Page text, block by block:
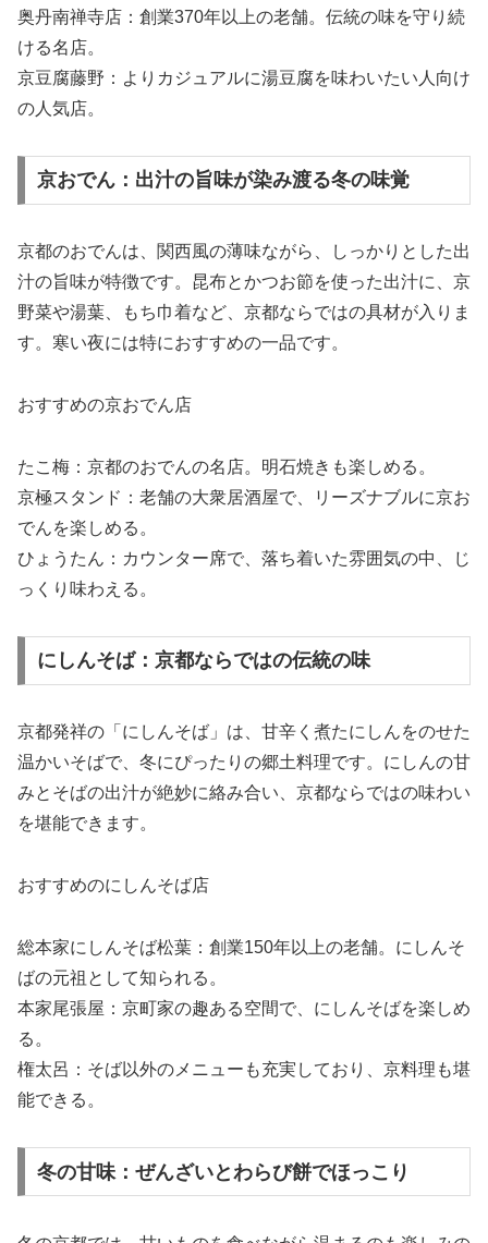
奥丹南禅寺店：創業370年以上の老舗。伝統の味を守り続
ける名店。
京豆腐藤野：よりカジュアルに湯豆腐を味わいたい人向け
の人気店。
京おでん：出汁の旨味が染み渡る冬の味覚
京都のおでんは、関西風の薄味ながら、しっかりとした出
汁の旨味が特徴です。昆布とかつお節を使った出汁に、京
野菜や湯葉、もち巾着など、京都ならではの具材が入りま
す。寒い夜には特におすすめの一品です。
おすすめの京おでん店
たこ梅：京都のおでんの名店。明石焼きも楽しめる。
京極スタンド：老舗の大衆居酒屋で、リーズナブルに京お
でんを楽しめる。
ひょうたん：カウンター席で、落ち着いた雰囲気の中、じ
っくり味わえる。
にしんそば：京都ならではの伝統の味
京都発祥の「にしんそば」は、甘辛く煮たにしんをのせた
温かいそばで、冬にぴったりの郷土料理です。にしんの甘
みとそばの出汁が絶妙に絡み合い、京都ならではの味わい
を堪能できます。
おすすめのにしんそば店
総本家にしんそば松葉：創業150年以上の老舗。にしんそ
ばの元祖として知られる。
本家尾張屋：京町家の趣ある空間で、にしんそばを楽しめ
る。
権太呂：そば以外のメニューも充実しており、京料理も堪
能できる。
冬の甘味：ぜんざいとわらび餅でほっこり